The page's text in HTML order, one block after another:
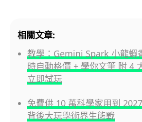
相關文章:
教學：Gemini Spark 小龍蝦
時自動格價 + 學你文筆 附 4
立即試玩
免費供 10 萬科學家用到
背後大玩學術界生態戰